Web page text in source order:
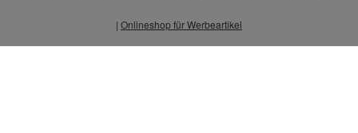
| Onlineshop für Werbeartikel